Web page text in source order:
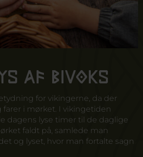
af bivoks
for vikingerne, da der
i mørket. I vikingetiden
dagens lyse timer til de daglige
faldt på, samlede man
og lyset, hvor man fortalte sagn